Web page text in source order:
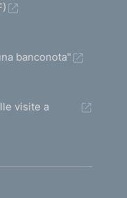
banconota"
visite a